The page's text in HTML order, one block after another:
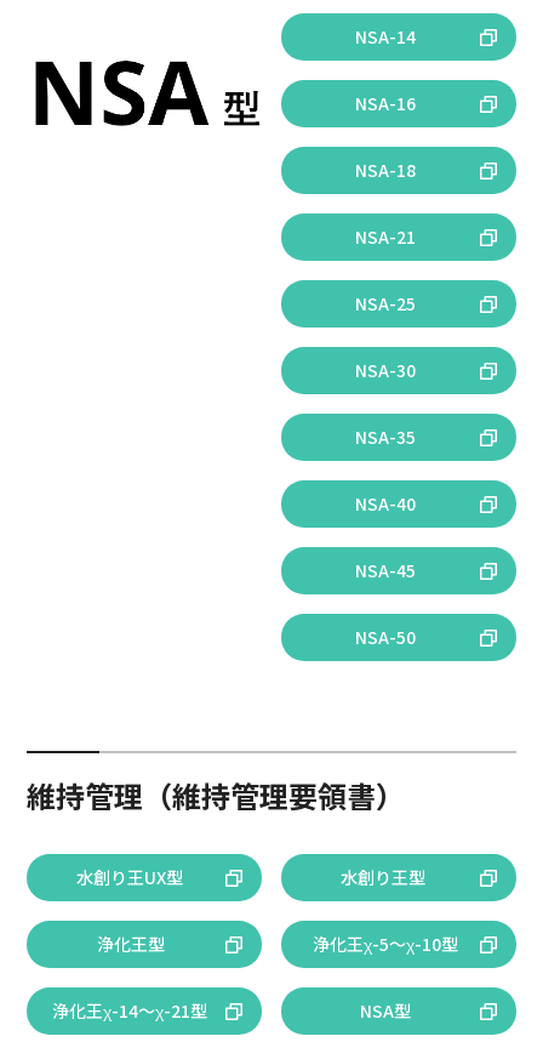
NSA-14
NSA-16
NSA-18
NSA-21
NSA-25
NSA-30
NSA-35
NSA-40
NSA-45
NSA-50
維持管理（維持管理要領書）
水創り王UX型 水創り王型
浄化王型 浄化王χ-5～χ-10型
浄化王χ-14～χ-21型 NSA型